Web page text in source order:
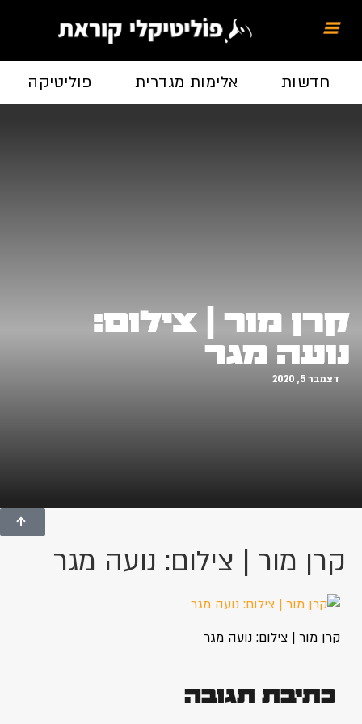
חדשות אלימות מגדרית פוליטיקה
קרן מור | צילום:
נועה מגר
דצמבר 5, 2020
קרן מור | צילום: נועה מגר
קרן מור | צילום: נועה מגר
כתיבת תגובה